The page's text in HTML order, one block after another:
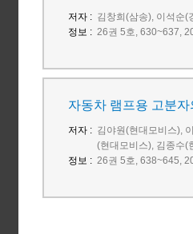
저자 : 김창희(삼송), 이석순(
정보 : 26권 5호, 630~637,
자동차 램프용 고분
저자 : 김야원(현대모비스),
(현대모비스), 김종수(
정보 : 26권 5호, 638~645,